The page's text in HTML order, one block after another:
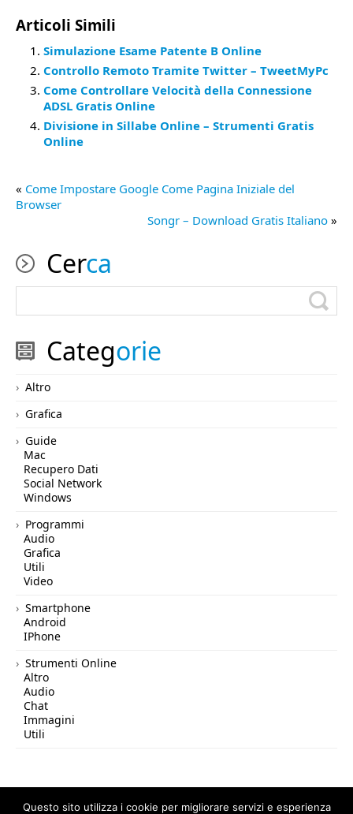
Articoli Simili
Simulazione Esame Patente B Online
Controllo Remoto Tramite Twitter – TweetMyPc
Come Controllare Velocità della Connessione
ADSL Gratis Online
Divisione in Sillabe Online – Strumenti Gratis
Online
« Come Impostare Google Come Pagina Iniziale del
Browser
Songr – Download Gratis Italiano »
Cerca
Categorie
Altro
Grafica
Guide
Mac
Recupero Dati
Social Network
Windows
Programmi
Audio
Grafica
Utili
Video
Smartphone
Android
IPhone
Strumenti Online
Altro
Audio
Chat
Immagini
Utili
Questo sito utilizza i cookie per migliorare servizi e esperienza